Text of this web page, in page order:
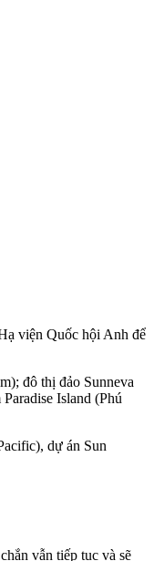
viện Quốc hội Anh để
đô thị đảo Sunneva
Island (Phú
dự án Sun
vẫn tiếp tục và sẽ